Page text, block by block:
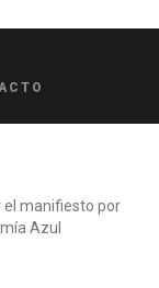
el manifiesto por
Azul